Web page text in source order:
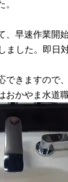
、早速作業開始
ました。即日
できますので、
おかやま水道